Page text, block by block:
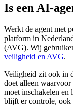
Is een AI-
Werkt de agent met
platform in
(AVG). Wij
veiligheid en AVG.
Veiligheid zit ook in
doet alleen
moet inschakelen en
blijft er controle, ook